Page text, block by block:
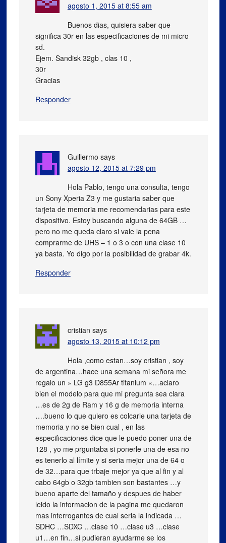
agosto 1, 2015 at 8:55 am
Buenos dias, quisiera saber que
significa 30r en las especificaciones de mi micro
sd.
Ejem. Sandisk 32gb , clas 10 ,
30r
Gracias
Responder
Guillermo says
agosto 12, 2015 at 7:29 pm
Hola Pablo, tengo una consulta, tengo
un Sony Xperia Z3 y me gustaria saber que
tarjeta de memoria me recomendarias para este
dispositivo. Estoy buscando alguna de 64GB …
pero no me queda claro si vale la pena
comprarme de UHS – 1 o 3 o con una clase 10
ya basta. Yo digo por la posibilidad de grabar 4k.
Responder
cristian says
agosto 13, 2015 at 10:12 pm
Hola ,como estan…soy cristian , soy
de argentina…hace una semana mi señora me
regalo un » LG g3 D855Ar titanium «…aclaro
bien el modelo para que mi pregunta sea clara
…es de 2g de Ram y 16 g de memoria interna
….bueno lo que quiero es colcarle una tarjeta de
memoria y no se bien cual , en las
especificaciones dice que le puedo poner una de
128 , yo me prguntaba si ponerle una de esa no
es tenerlo al límite y si seria mejor una de 64 o
de 32…para que trbaje mejor ya que al fin y al
cabo 64gb o 32gb tambien son bastantes …y
bueno aparte del tamaño y despues de haber
leido la informacion de la pagina me quedaron
mas interrogantes de cual seria la indicada …
SDHC …SDXC …clase 10 …clase u3 …clase
u1…en fin…si pudieran ayudarme se los